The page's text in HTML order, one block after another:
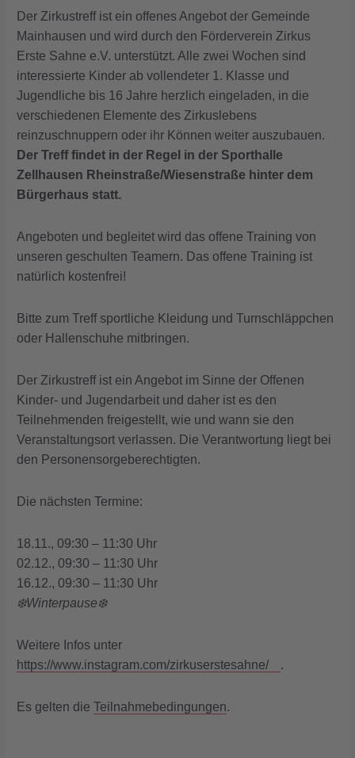
Der Zirkustreff ist ein offenes Angebot der Gemeinde
Mainhausen und wird durch den Förderverein Zirkus
Erste Sahne e.V. unterstützt. Alle zwei Wochen sind
interessierte Kinder ab vollendeter 1. Klasse und
Jugendliche bis 16 Jahre herzlich eingeladen, in die
verschiedenen Elemente des Zirkuslebens
reinzuschnuppern oder ihr Können weiter auszubauen.
Der Treff findet in der Regel in der Sporthalle
Zellhausen Rheinstraße/Wiesenstraße hinter dem
Bürgerhaus statt.
Angeboten und begleitet wird das offene Training von
unseren geschulten Teamern. Das offene Training ist
natürlich kostenfrei!
Bitte zum Treff sportliche Kleidung und Turnschläppchen
oder Hallenschuhe mitbringen.
Der Zirkustreff ist ein Angebot im Sinne der Offenen
Kinder- und Jugendarbeit und daher ist es den
Teilnehmenden freigestellt, wie und wann sie den
Veranstaltungsort verlassen. Die Verantwortung liegt bei
den Personensorgeberechtigten.
Die nächsten Termine:
18.11., 09:30 – 11:30 Uhr
02.12., 09:30 – 11:30 Uhr
16.12., 09:30 – 11:30 Uhr
❄️Winterpause❄️
Weitere Infos unter
https://www.instagram.com/zirkuserstesahne/
.
Es gelten dieTeilnahmebedingungen.